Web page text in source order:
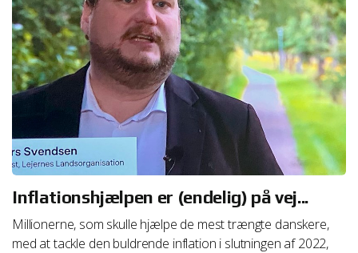
Inflationshjælpen er (endelig) på vej...
Millionerne, som skulle hjælpe de mest trængte danskere,
med at tackle den buldrende inflation i slutningen af 2022,